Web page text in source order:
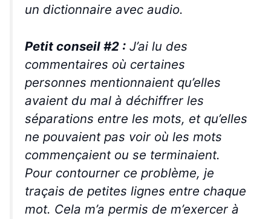
un dictionnaire avec audio.
Petit conseil #2 : J’ai lu des
commentaires où certaines
personnes mentionnaient qu’elles
avaient du mal à déchiffrer les
séparations entre les mots, et qu’elles
ne pouvaient pas voir où les mots
commençaient ou se terminaient.
Pour contourner ce problème, je
traçais de petites lignes entre chaque
mot. Cela m’a permis de m’exercer à